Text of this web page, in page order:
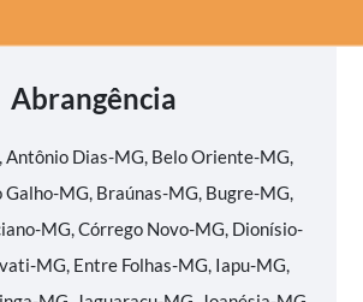
Abrangência
Antônio Dias-MG, Belo Oriente-MG,
Galho-MG, Braúnas-MG, Bugre-MG,
MG, Córrego Novo-MG, Dionísio-
MG, Entre Folhas-MG, Iapu-MG,